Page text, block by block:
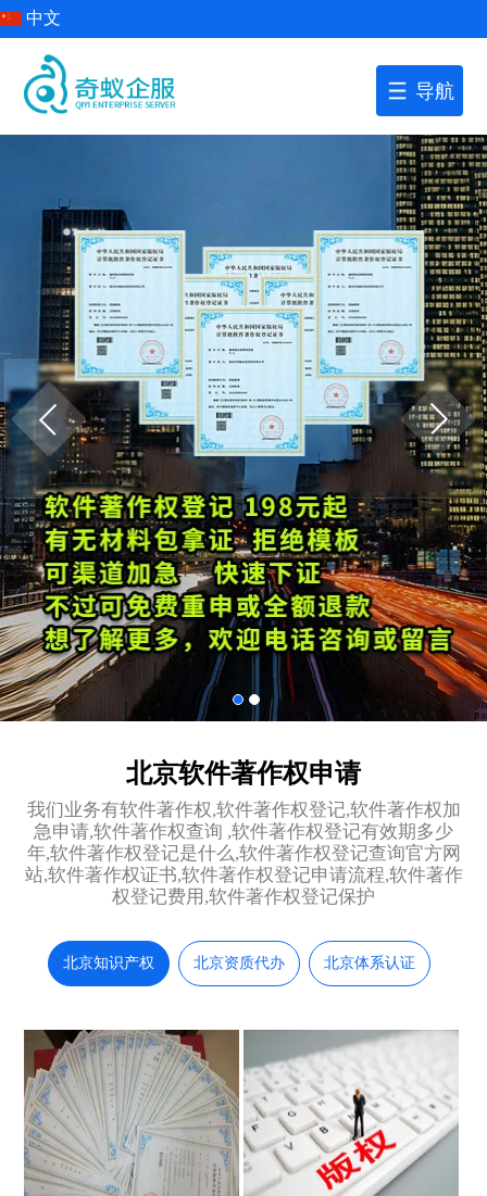
中文
导航
北京软件著作权申请
我们业务有软件著作权,软件著作权登记,软件著作权加
急申请,软件著作权查询 ,软件著作权登记有效期多少
年,软件著作权登记是什么,软件著作权登记查询官方网
站,软件著作权证书,软件著作权登记申请流程,软件著作
权登记费用,软件著作权登记保护
北京知识产权 北京资质代办 北京体系认证